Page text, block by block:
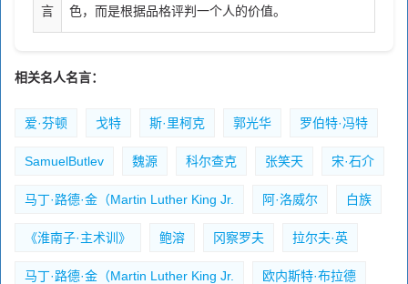
言
色，而是根据品格评判一个人的价值。
相关名人名言：
爱·芬顿 戈特 斯·里柯克 郭光华 罗伯特·冯特
SamuelButlev 魏源 科尔查克 张笑天 宋·石介
马丁·路德·金（Martin Luther King Jr. 阿·洛威尔 白族
《淮南子·主术训》 鲍溶 冈察罗夫 拉尔夫·英
马丁·路德·金（Martin Luther King Jr. 欧内斯特·布拉德